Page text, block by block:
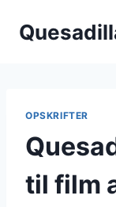
OPSKRIFTER
til film